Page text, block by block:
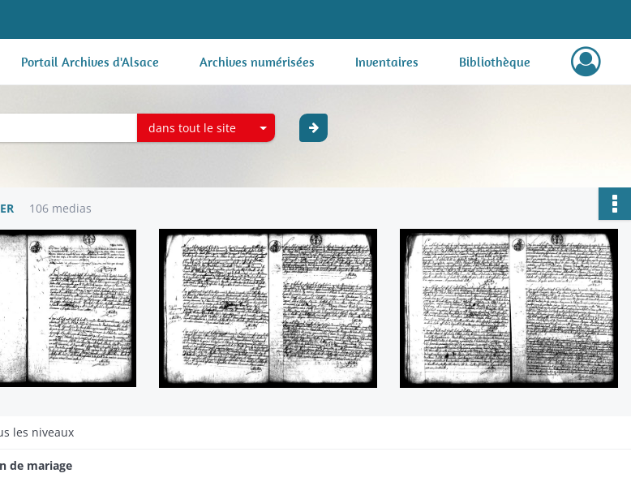
Portail Archives d'Alsace Archives numérisées Inventaires Bibliothèque
dans tout le site
106 medias
les niveaux
de mariage